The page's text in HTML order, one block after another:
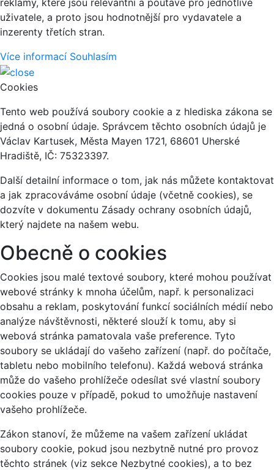
reklamy, které jsou relevantní a poutavé pro jednotlivé
uživatele, a proto jsou hodnotnější pro vydavatele a
inzerenty třetích stran.
Více informací Souhlasím
Cookies
Tento web používá soubory cookie a z hlediska zákona se
jedná o osobní údaje. Správcem těchto osobních údajů je
Václav Kartusek, Města Mayen 1721, 68601 Uherské
Hradiště, IČ: 75323397.
Další detailní informace o tom, jak nás můžete kontaktovat
a jak zpracováváme osobní údaje (včetně cookies), se
dozvíte v dokumentu Zásady ochrany osobních údajů,
který najdete na našem webu.
Obecně o cookies
Cookies jsou malé textové soubory, které mohou používat
webové stránky k mnoha účelům, např. k personalizaci
obsahu a reklam, poskytování funkcí sociálních médií nebo
analýze návštěvnosti, některé slouží k tomu, aby si
webová stránka pamatovala vaše preference. Tyto
soubory se ukládají do vašeho zařízení (např. do počítače,
tabletu nebo mobilního telefonu). Každá webová stránka
může do vašeho prohlížeče odesílat své vlastní soubory
cookies pouze v případě, pokud to umožňuje nastavení
vašeho prohlížeče.
Zákon stanoví, že můžeme na vašem zařízení ukládat
soubory cookie, pokud jsou nezbytně nutné pro provoz
těchto stránek (viz sekce Nezbytné cookies), a to bez